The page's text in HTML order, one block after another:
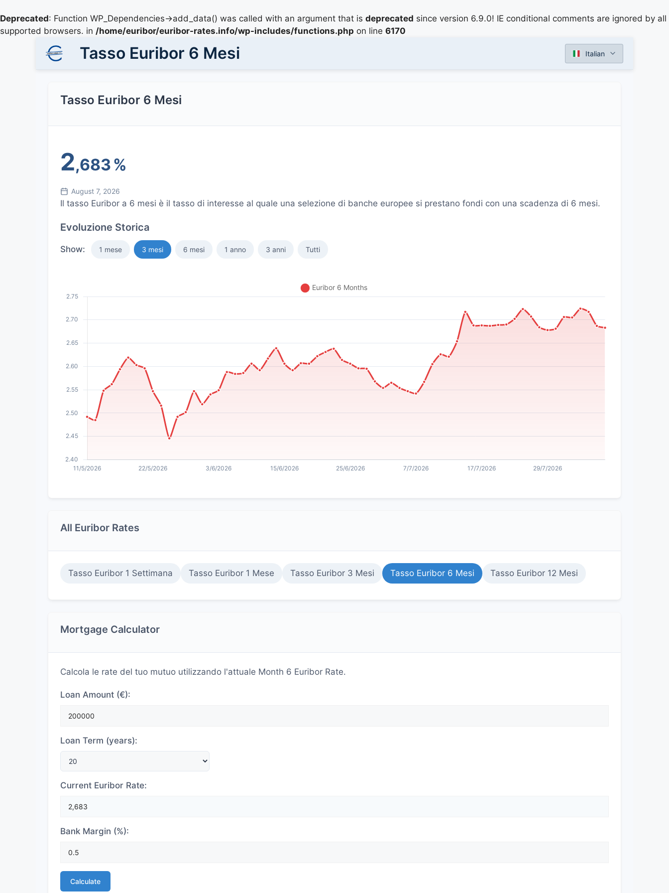
Deprecated: Function WP_Dependencies->add_data() was called with an argument that is deprecated since version 6.9.0! IE conditional comments are ignored by all
supported browsers. in /home/euribor/euribor-rates.info/wp-includes/functions.php on line 6170
Tasso Euribor 6 Mesi Italian
Tasso Euribor 6 Mesi
2,683%
August 7, 2026
Il tasso Euribor a 6 mesi è il tasso di interesse al quale una selezione di banche europee si prestano fondi con una scadenza di 6 mesi.
Evoluzione Storica
Show: 1 mese 3 mesi 6 mesi 1 anno 3 anni Tutti
All Euribor Rates
Tasso Euribor 1 Settimana Tasso Euribor 1 Mese Tasso Euribor 3 Mesi Tasso Euribor 6 Mesi Tasso Euribor 12 Mesi
Mortgage Calculator
Calcola le rate del tuo mutuo utilizzando l'attuale Month 6 Euribor Rate.
Loan Amount (€):
Loan Term (years):
Current Euribor Rate:
Bank Margin (%):
Calculate